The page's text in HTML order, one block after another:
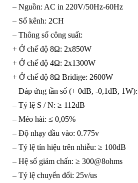
– Nguồn: AC in 220V/50Hz-60Hz
– Số kênh: 2CH
– Thông số công suất:
+ Ở chế độ 8Ω: 2x850W
+ Ở chế độ 4Ω: 2x1300W
+ Ở chế độ 8Ω Bridige: 2600W
– Đáp ứng tần số (+ 0dB, -0,1dB,
– Tỷ lệ S / N: ≥ 112dB
– Méo hài: ≤ 0,05%
– Độ nhạy đầu vào: 0.775v
– Tỷ lệ tín hiệu trên nhiễu: ≥ 100dB
– Hệ số giảm chấn: ≥ 300@8ohms
– Tỷ lệ chuyển đổi: 25v/us